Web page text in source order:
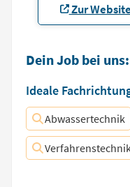
Zur Website
Dein Job bei
Ideale
Abwassertechnik